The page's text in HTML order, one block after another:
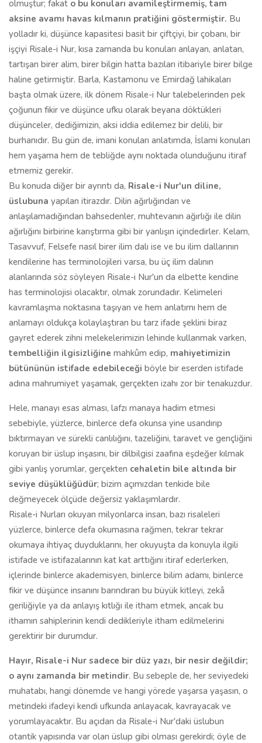
olmuştur; fakat o bu konuları avamileştirmemiş, tam
aksine avamı havas kılmanın pratiğini göstermiştir. Bu
yolladır ki, düşünce kapasitesi basit bir çiftçiyi, bir çobanı, bir
işçiyi Risale-i Nur, kısa zamanda bu konuları anlayan, anlatan,
tartışan birer alim, birer bilgin hatta bazıları itibariyle birer bilge
haline getirmiştir. Barla, Kastamonu ve Emirdağ lahikaları
başta olmak üzere, ilk dönem Risale-i Nur talebelerinden pek
çoğunun fikir ve düşünce ufku olarak beyana döktükleri
düşünceler, dediğimizin, aksi iddia edilemez bir delili, bir
burhanıdır. Bu gün de, imani konuları anlatımda, İslami konuları
hem yaşama hem de tebliğde aynı noktada olunduğunu itiraf
etmemiz gerekir.
Bu konuda diğer bir ayrıntı da, Risale-i Nur'un diline,
üslubuna yapılan itirazdır. Dilin ağırlığından ve
anlaşılamadığından bahsedenler, muhtevanın ağırlığı ile dilin
ağırlığını birbirine karıştırma gibi bir yanlışın içindedirler. Kelam,
Tasavvuf, Felsefe nasıl birer ilim dalı ise ve bu ilim dallarının
kendilerine has terminolojileri varsa, bu üç ilim dalının
alanlarında söz söyleyen Risale-i Nur'un da elbette kendine
has terminolojisi olacaktır, olmak zorundadır. Kelimeleri
kavramlaşma noktasına taşıyan ve hem anlatımı hem de
anlamayı oldukça kolaylaştıran bu tarz ifade şeklini biraz
gayret ederek zihni melekelerimizin lehinde kullanmak varken,
tembelliğin ilgisizliğine mahkûm edip, mahiyetimizin
bütününün istifade edebileceği böyle bir eserden istifade
adına mahrumiyet yaşamak, gerçekten izahı zor bir tenakuzdur.
Hele, manayı esas alması, lafzı manaya hadim etmesi
sebebiyle, yüzlerce, binlerce defa okunsa yine usandırıp
bıktırmayan ve sürekli canlılığını, tazeliğini, taravet ve gençliğini
koruyan bir üslup inşasını, bir dilbilgisi zaafına eşdeğer kılmak
gibi yanlış yorumlar, gerçekten cehaletin bile altında bir
seviye düşüklüğüdür; bizim açımızdan tenkide bile
değmeyecek ölçüde değersiz yaklaşımlardır.
Risale-i Nurları okuyan milyonlarca insan, bazı risaleleri
yüzlerce, binlerce defa okumasına rağmen, tekrar tekrar
okumaya ihtiyaç duyduklarını, her okuyuşta da konuyla ilgili
istifade ve istifazalarının kat kat arttığını itiraf ederlerken,
içlerinde binlerce akademisyen, binlerce bilim adamı, binlerce
fikir ve düşünce insanını barındıran bu büyük kitleyi, zekâ
geriliğiyle ya da anlayış kıtlığı ile itham etmek, ancak bu
ithamın sahiplerinin kendi dedikleriyle itham edilmelerini
gerektirir bir durumdur.
Hayır, Risale-i Nur sadece bir düz yazı, bir nesir değildir;
o aynı zamanda bir metindir. Bu sebeple de, her seviyedeki
muhatabı, hangi dönemde ve hangi yörede yaşarsa yaşasın, o
metindeki ifadeyi kendi ufkunda anlayacak, kavrayacak ve
yorumlayacaktır. Bu açıdan da Risale-i Nur'daki üslubun
otantik yapısında var olan üslup gibi olması gerekirdi; öyle de